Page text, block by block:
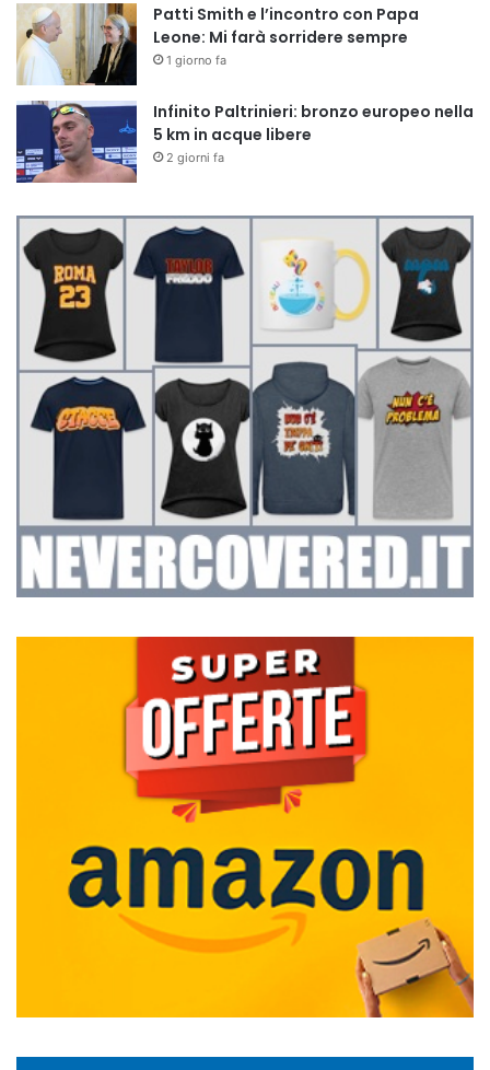
Patti Smith e l’incontro con Papa
Leone: Mi farà sorridere sempre
1 giorno fa
Infinito Paltrinieri: bronzo europeo nella
5 km in acque libere
2 giorni fa